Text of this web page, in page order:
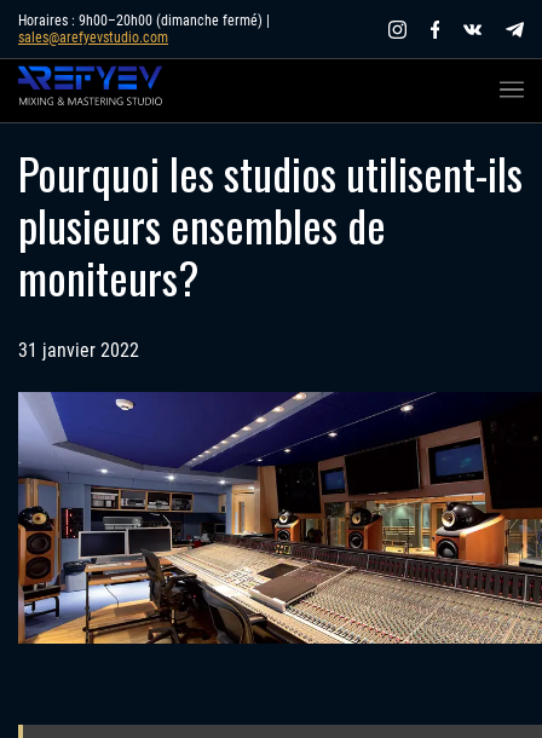
Skip
content
Horaires : 9h00–20h00 (dimanche fermé) |
sales@arefyevstudio.com
Pourquoi les studios utilisent-ils
plusieurs ensembles de
moniteurs?
31 janvier 2022